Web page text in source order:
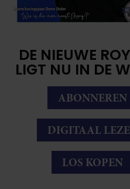
DE NIEUWE
LIGT NU IN DE
ABONNEREN
DIGITAAL
LOS KOPEN